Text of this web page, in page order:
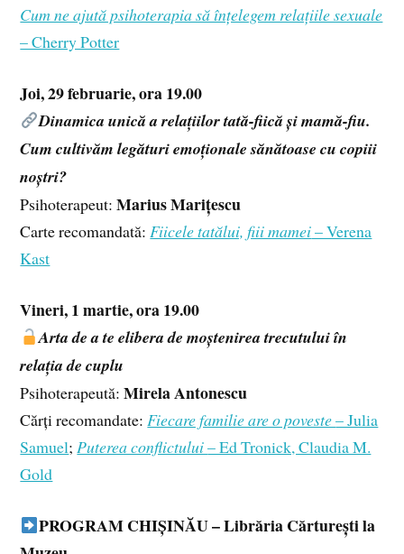
Cum ne ajută psihoterapia să înțelegem relațiile sexuale
– Cherry Potter
Joi, 29 februarie, ora 19.00
Dinamica unică a relațiilor tată-fiică și mamă-fiu.
Cum cultivăm legături emoționale sănătoase cu copiii
noștri?
Psihoterapeut:Marius Marițescu
Carte recomandată:Fiicele tatălui, fiii mamei– Verena
Kast
Vineri, 1 martie, ora 19.00
Arta de a te elibera de moștenirea trecutului în
relația de cuplu
Psihoterapeută:Mirela Antonescu
Cărți recomandate: Fiecare familie are o poveste– Julia
Samuel; Puterea conflictului– Ed Tronick, Claudia M.
Gold
PROGRAM CHIȘINĂU – Librăria Cărturești la